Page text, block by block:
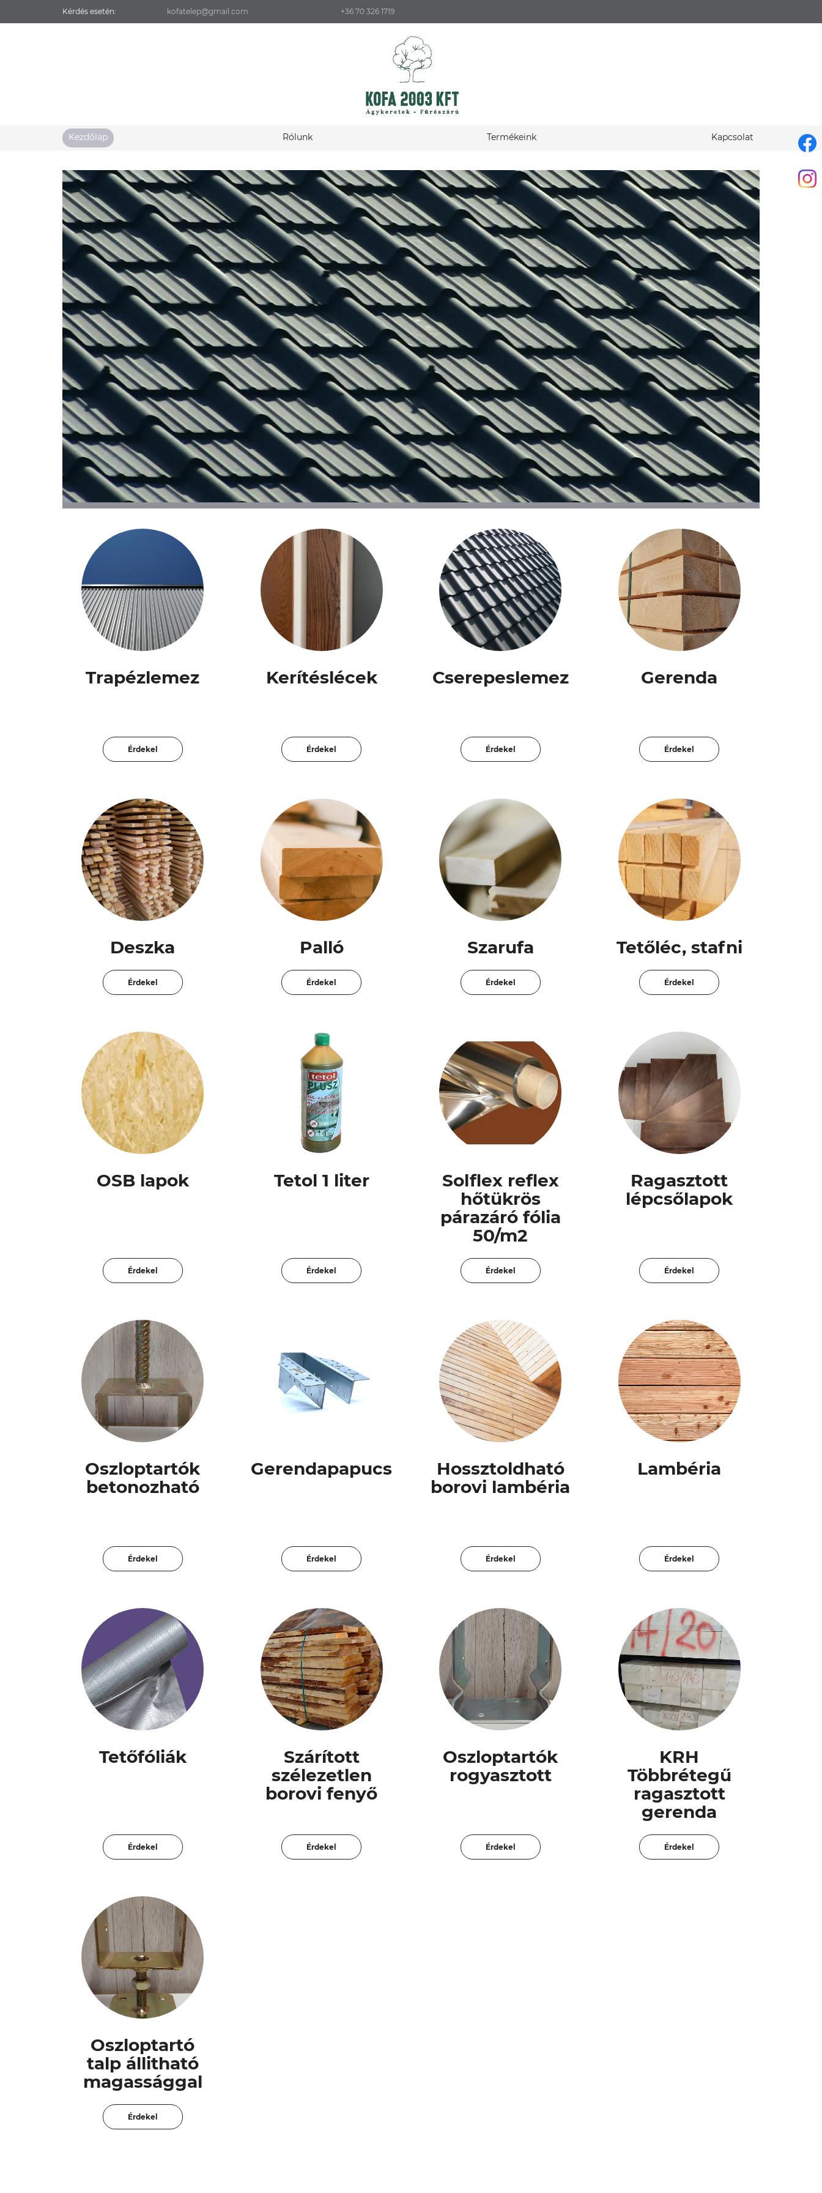
Kérdés esetén: kofatelep@gmail.com +36 70 326 1719
Kezdőlap Rólunk Termékeink Kapcsolat
Trapézlemez
Érdekel
Kerítéslécek
Érdekel
Cserepeslemez
Érdekel
Gerenda
Érdekel
Deszka
Érdekel
Palló
Érdekel
Szarufa
Érdekel
Tetőléc, stafni
Érdekel
OSB lapok
Érdekel
Tetol 1 liter
Érdekel
Solflex reflex
hőtükrös
párazáró fólia
50/m2
Érdekel
Ragasztott
lépcsőlapok
Érdekel
Oszloptartók
betonozható
Érdekel
Gerendapapucs
Érdekel
Hossztoldható
borovi lambéria
Érdekel
Lambéria
Érdekel
Tetőfóliák
Érdekel
Szárított
szélezetlen
borovi fenyő
Érdekel
Oszloptartók
rogyasztott
Érdekel
KRH
Többrétegű
ragasztott
gerenda
Érdekel
Oszloptartó
talp állitható
magassággal
Érdekel